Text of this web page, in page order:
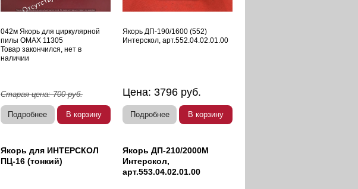
042м Якорь для циркулярной
пилы OMAX 11305
Товар закончился, нет в
наличии
Старая цена:700руб.
Подробнее В корзину
Якорь ДП-190/1600 (552)
Интерскол, арт.552.04.02.01.00
Цена:3796 руб.
Подробнее В корзину
Якорь для ИНТЕРСКОЛ
ПЦ-16 (тонкий)
Якорь ДП-210/2000М
Интерскол,
арт.553.04.02.01.00